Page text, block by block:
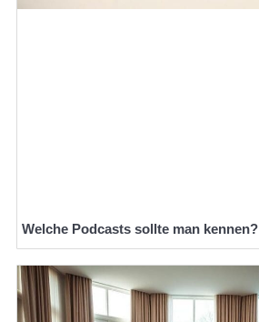
Welche Podcasts sollte man kennen?